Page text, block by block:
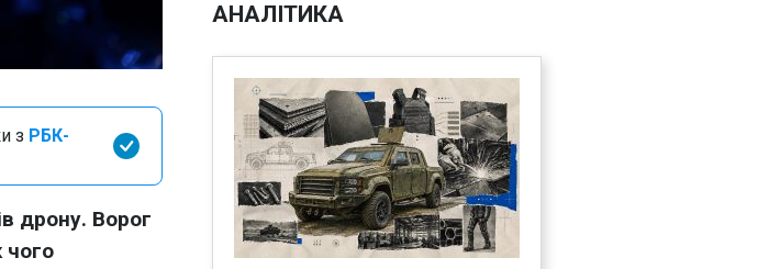
з РБК-
дрону. Ворог
чого
АНАЛІТИКА